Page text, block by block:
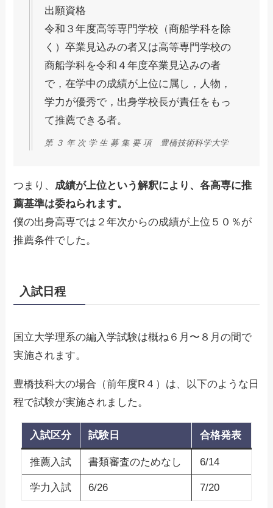
出願資格
令和３年度高等専門学校（商船学科を除
く）卒業見込みの者又は高等専門学校の
商船学科を令和４年度卒業見込みの者
で，在学中の成績が上位に属し，人物，
学力が優秀で，出身学校長が責任をもっ
て推薦できる者。
第 ３ 年 次 学 生 募 集 要 項 豊橋技術科学大学
つまり、 成績が上位という解釈により、各高専に推
薦基準は委ねられます。
僕の出身高専では２年次からの成績が上位５０％が
推薦条件でした。
入試日程
国立大学理系の編入学試験は概ね６月〜８月の間で
実施されます。
豊橋技科大の場合（前年度R４）は、以下のような日
程で試験が実施されました。
入試区分 試験日 合格発表
推薦入試 書類審査のためなし 6/14
学力入試 6/26 7/20